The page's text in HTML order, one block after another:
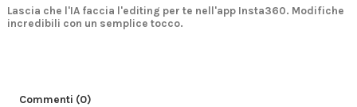
Lascia che l'IA faccia l'editing per te nell'app Insta360. Modifiche
incredibili con un semplice tocco.
Commenti (0)